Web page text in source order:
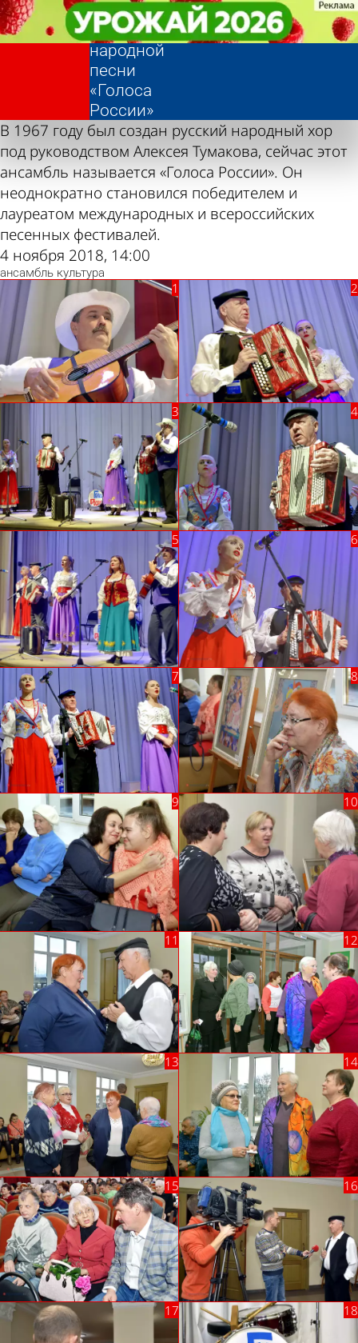
Концерт
ансамбля
народной
песни
«Голоса
России»
Фотолента,
«Культура»
В 1967 году был создан русский народный хор
под руководством Алексея Тумакова, сейчас этот
ансамбль называется «Голоса России». Он
неоднократно становился победителем и
лауреатом международных и всероссийских
песенных фестивалей.
4 ноября 2018, 14:00
ансамбль культура
Концерт
ансамбля
народной
песни
«Голоса
России»
Фотолента,
«Культура»